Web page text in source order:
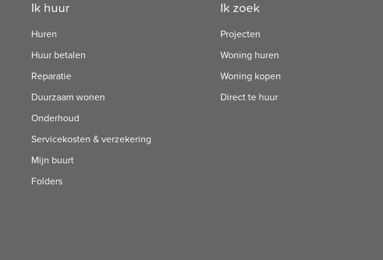
Contactinformatie
Ik huur
Huren
Huur betalen
Reparatie
Duurzaam wonen
Onderhoud
Servicekosten & verzekering
Mijn buurt
Folders
Ik zoek
Projecten
Woning huren
Woning kopen
Direct te huur